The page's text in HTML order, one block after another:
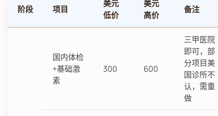
阶段 项目
美元
低价
美元
高价
备注
国内体检
+基础激
素
300 600
三甲医院
即可，部
分项目美
国诊所不
认，需重
做